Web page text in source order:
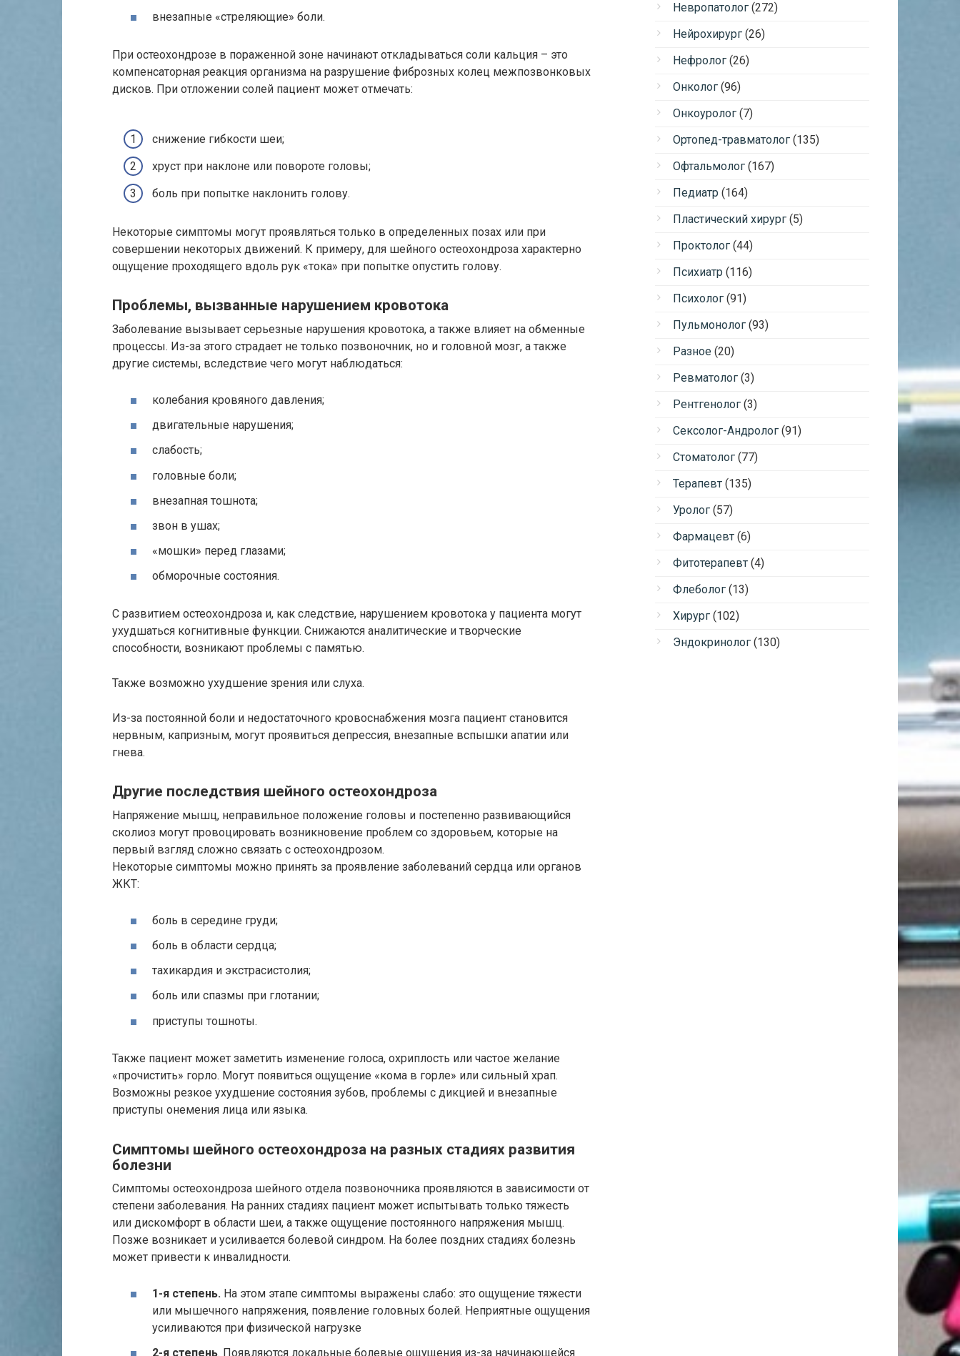
внезапные «стреляющие» боли.
При остеохондрозе в пораженной зоне начинают откладываться соли кальция – это
компенсаторная реакция организма на разрушение фиброзных колец межпозвонковых
дисков. При отложении солей пациент может отмечать:
снижение гибкости шеи;
хруст при наклоне или повороте головы;
боль при попытке наклонить голову.
Некоторые симптомы могут проявляться только в определенных позах или при
совершении некоторых движений. К примеру, для шейного остеохондроза характерно
ощущение проходящего вдоль рук «тока» при попытке опустить голову.
Проблемы, вызванные нарушением кровотока
Заболевание вызывает серьезные нарушения кровотока, а также влияет на обменные
процессы. Из-за этого страдает не только позвоночник, но и головной мозг, а также
другие системы, вследствие чего могут наблюдаться:
колебания кровяного давления;
двигательные нарушения;
слабость;
головные боли;
внезапная тошнота;
звон в ушах;
«мошки» перед глазами;
обморочные состояния.
С развитием остеохондроза и, как следствие, нарушением кровотока у пациента могут
ухудшаться когнитивные функции. Снижаются аналитические и творческие
способности, возникают проблемы с памятью.
Также возможно ухудшение зрения или слуха.
Из-за постоянной боли и недостаточного кровоснабжения мозга пациент становится
нервным, капризным, могут проявиться депрессия, внезапные вспышки апатии или
гнева.
Другие последствия шейного остеохондроза
Напряжение мышц, неправильное положение головы и постепенно развивающийся
сколиоз могут провоцировать возникновение проблем со здоровьем, которые на
первый взгляд сложно связать с остеохондрозом.
Некоторые симптомы можно принять за проявление заболеваний сердца или органов
ЖКТ:
боль в середине груди;
боль в области сердца;
тахикардия и экстрасистолия;
боль или спазмы при глотании;
приступы тошноты.
Также пациент может заметить изменение голоса, охриплость или частое желание
«прочистить» горло. Могут появиться ощущение «кома в горле» или сильный храп.
Возможны резкое ухудшение состояния зубов, проблемы с дикцией и внезапные
приступы онемения лица или языка.
Симптомы шейного остеохондроза на разных стадиях развития
болезни
Симптомы остеохондроза шейного отдела позвоночника проявляются в зависимости от
степени заболевания. На ранних стадиях пациент может испытывать только тяжесть
или дискомфорт в области шеи, а также ощущение постоянного напряжения мышц.
Позже возникает и усиливается болевой синдром. На более поздних стадиях болезнь
может привести к инвалидности.
1-я степень. На этом этапе симптомы выражены слабо: это ощущение тяжести
или мышечного напряжения, появление головных болей. Неприятные ощущения
усиливаются при физической нагрузке
2-я степень. Появляются локальные болевые ощущения из-за начинающейся
Невропатолог (272)
Нейрохирург (26)
Нефролог (26)
Онколог (96)
Онкоуролог (7)
Ортопед-травматолог (135)
Офтальмолог (167)
Педиатр (164)
Пластический хирург (5)
Проктолог (44)
Психиатр (116)
Психолог (91)
Пульмонолог (93)
Разное (20)
Ревматолог (3)
Рентгенолог (3)
Сексолог-Андролог (91)
Стоматолог (77)
Терапевт (135)
Уролог (57)
Фармацевт (6)
Фитотерапевт (4)
Флеболог (13)
Хирург (102)
Эндокринолог (130)